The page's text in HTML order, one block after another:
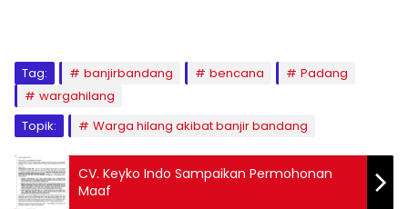
Tag: banjirbandang bencana
Padang
wargahilang
Topik:
Warga hilang akibat banjir bandang
CV. Keyko Indo Sampaikan Permohonan
Maaf